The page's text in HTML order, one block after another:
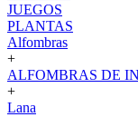
JUEGOS
PLANTAS
Alfombras
+
ALFOMBRAS DE
+
Lana